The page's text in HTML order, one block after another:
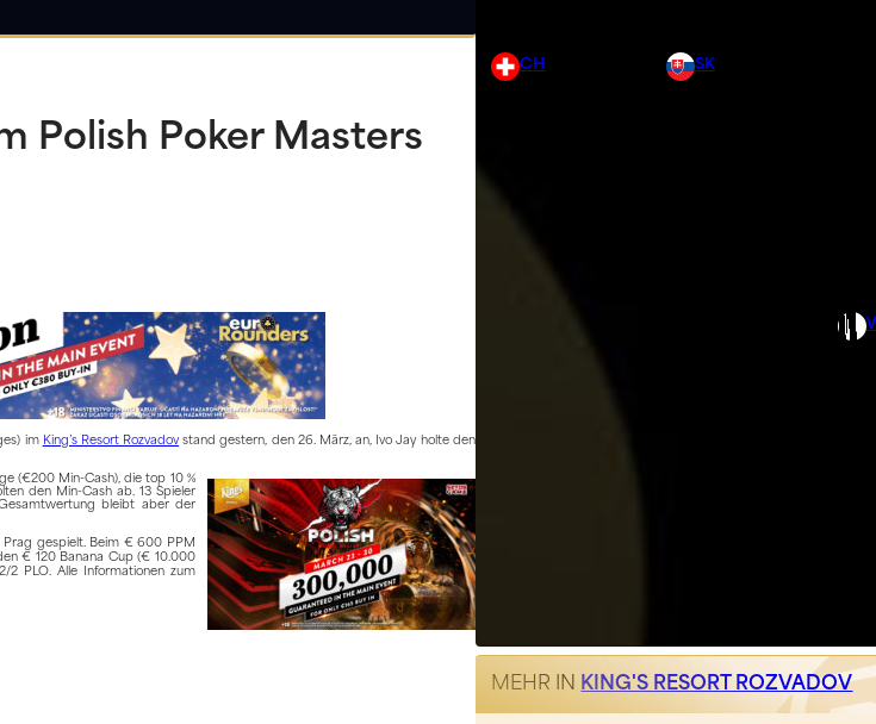
Polish Poker Masters
im King’s Resort Rozvadov stand gestern, den 26. März, an, Ivo Jay holte den
(€200 Min-Cash), die top 10 %
den Min-Cash ab. 13 Spieler
bleibt aber der
Prag gespielt. Beim € 600 PPM
€ 120 Banana Cup (€ 10.000
PLO. Alle Informationen zum
CH SK
MEHR IN KING'S RESORT ROZVADOV